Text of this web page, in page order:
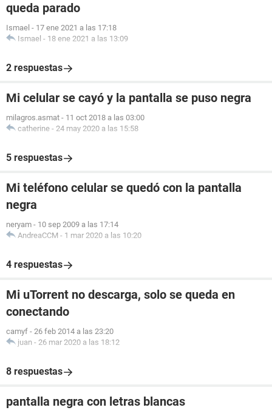
queda parado
Ismael - 17 ene 2021 a las 17:18
Ismael - 18 ene 2021 a las 13:09
2 respuestas
Mi celular se cayó y la pantalla se puso negra
milagros.asmat - 11 oct 2018 a las 03:00
catherine - 24 may 2020 a las 15:58
5 respuestas
Mi teléfono celular se quedó con la pantalla
negra
neryam - 10 sep 2009 a las 17:14
AndreaCCM - 1 mar 2020 a las 10:20
4 respuestas
Mi uTorrent no descarga, solo se queda en
conectando
camyf - 26 feb 2014 a las 23:20
juan - 26 mar 2020 a las 18:12
8 respuestas
pantalla negra con letras blancas